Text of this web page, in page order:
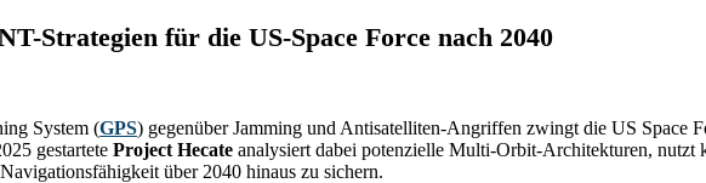
Strategien für die US-Space Force nach 2040
System (GPS) gegenüber Jamming und Antisatelliten-Angriffen zwingt die US Space
gestartete Project Hecate analysiert dabei potenzielle Multi-Orbit-Architekturen,
über 2040 hinaus zu sichern.